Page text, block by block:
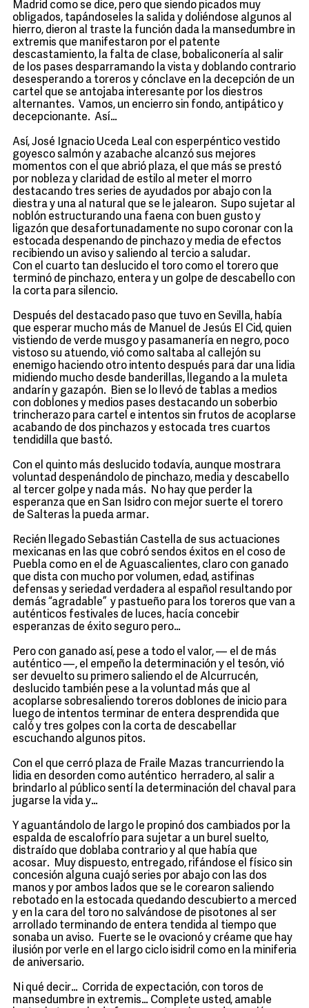
Madrid como se dice, pero que siendo picados muy
obligados, tapándoseles la salida y doliéndose algunos al
hierro, dieron al traste la función dada la mansedumbre in
extremis que manifestaron por el patente
descastamiento, la falta de clase, bobaliconería al salir
de los pases desparramando la vista y doblando contrario
desesperando a toreros y cónclave en la decepción de un
cartel que se antojaba interesante por los diestros
alternantes. Vamos, un encierro sin fondo, antipático y
decepcionante. Así…
Así, José Ignacio Uceda Leal con esperpéntico vestido
goyesco salmón y azabache alcanzó sus mejores
momentos con el que abrió plaza, el que más se prestó
por nobleza y claridad de estilo al meter el morro
destacando tres series de ayudados por abajo con la
diestra y una al natural que se le jalearon. Supo sujetar al
noblón estructurando una faena con buen gusto y
ligazón que desafortunadamente no supo coronar con la
estocada despenando de pinchazo y media de efectos
recibiendo un aviso y saliendo al tercio a saludar.
Con el cuarto tan deslucido el toro como el torero que
terminó de pinchazo, entera y un golpe de descabello con
la corta para silencio.
Después del destacado paso que tuvo en Sevilla, había
que esperar mucho más de Manuel de Jesús El Cid, quien
vistiendo de verde musgo y pasamanería en negro, poco
vistoso su atuendo, vió como saltaba al callejón su
enemigo haciendo otro intento después para dar una lidia
midiendo mucho desde banderillas, llegando a la muleta
andarín y gazapón. Bien se lo llevó de tablas a medios
con doblones y medios pases destacando un soberbio
trincherazo para cartel e intentos sin frutos de acoplarse
acabando de dos pinchazos y estocada tres cuartos
tendidilla que bastó.
Con el quinto más deslucido todavía, aunque mostrara
voluntad despenándolo de pinchazo, media y descabello
al tercer golpe y nada más. No hay que perder la
esperanza que en San Isidro con mejor suerte el torero
de Salteras la pueda armar.
Recién llegado Sebastián Castella de sus actuaciones
mexicanas en las que cobró sendos éxitos en el coso de
Puebla como en el de Aguascalientes, claro con ganado
que dista con mucho por volumen, edad, astifinas
defensas y seriedad verdadera al español resultando por
demás “agradable” y pastueño para los toreros que van a
auténticos festivales de luces, hacía concebir
esperanzas de éxito seguro pero…
Pero con ganado así, pese a todo el valor, — el de más
auténtico —, el empeño la determinación y el tesón, vió
ser devuelto su primero saliendo el de Alcurrucén,
deslucido también pese a la voluntad más que al
acoplarse sobresaliendo toreros doblones de inicio para
luego de intentos terminar de entera desprendida que
caló y tres golpes con la corta de descabellar
escuchando algunos pitos.
Con el que cerró plaza de Fraile Mazas trancurriendo la
lidia en desorden como auténtico herradero, al salir a
brindarlo al público sentí la determinación del chaval para
jugarse la vida y…
Y aguantándolo de largo le propinó dos cambiados por la
espalda de escalofrío para sujetar a un burel suelto,
distraído que doblaba contrario y al que había que
acosar. Muy dispuesto, entregado, rifándose el físico sin
concesión alguna cuajó series por abajo con las dos
manos y por ambos lados que se le corearon saliendo
rebotado en la estocada quedando descubierto a merced
y en la cara del toro no salvándose de pisotones al ser
arrollado terminando de entera tendida al tiempo que
sonaba un aviso. Fuerte se le ovacionó y créame que hay
ilusión por verle en el largo ciclo isidril como en la miniferia
de aniversario.
Ni qué decir… Corrida de expectación, con toros de
mansedumbre in extremis… Complete usted, amable